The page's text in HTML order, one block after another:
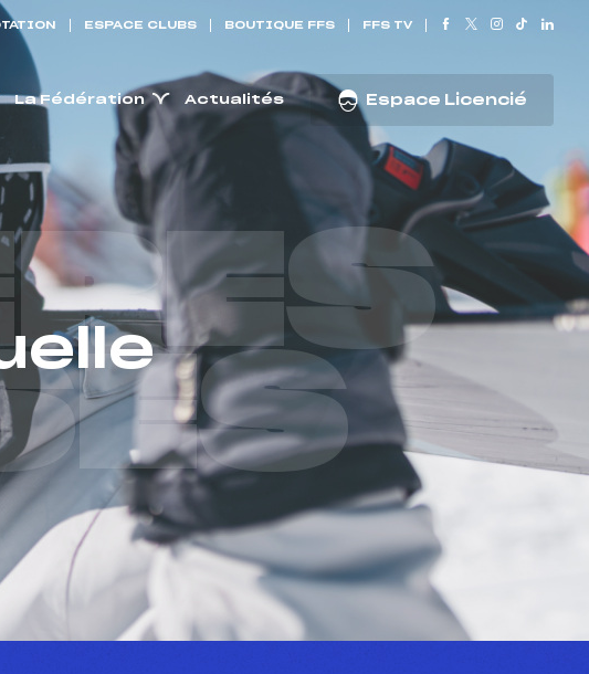
ESPACE CLUBS BOUTIQUE FFS FFS TV
La Fédération Actualités Espace Licencié